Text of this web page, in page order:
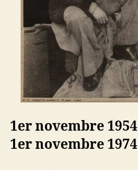
1er novembre 1954
1er novembre 1974